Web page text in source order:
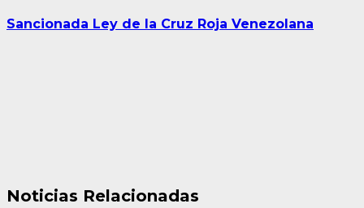
Sancionada Ley de la Cruz Roja Venezolana
Noticias Relacionadas